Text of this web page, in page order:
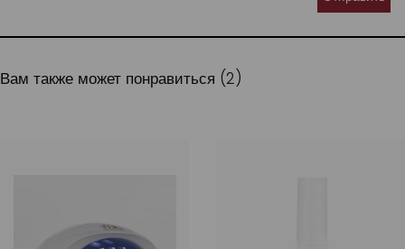
Вам также может понравиться (2)